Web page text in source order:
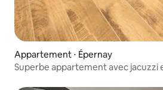
Appartement ⋅ Épernay
Superbe appartement avec jacuzzi